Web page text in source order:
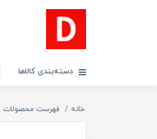
دسته‌بندی کالاها
خانه فهرست محصولات